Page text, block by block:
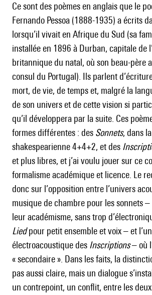
Ce sont des poèmes en anglais que le
Fernando Pessoa (1888-1935) a écrits
lorsqu’il vivait en Afrique du Sud (sa
installée en 1896 à Durban, capitale de
britannique du natal, où son beau-père
consul du Portugal). Ils parlent
mort, de vie, de temps et, malgré la
de son univers et de cette vision si
qu’il développera par la suite. Ces
formes différentes : des Sonnets, dans
shakespearienne 4+4+2, et des
et plus libres, et j’ai voulu jouer sur ce
formalisme académique et licence. Le
donc sur l’opposition entre l’univers
musique de chambre pour les sonnets
leur académisme, sans trop
Liedpour petit ensemble et voix – et
électroacoustique des Inscriptions– où
« secondaire ». Dans les faits, la
pas aussi claire, mais un dialogue
un contrepoint, un conflit, entre les